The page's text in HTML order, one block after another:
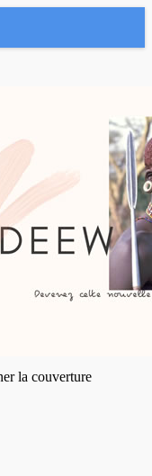
la couverture